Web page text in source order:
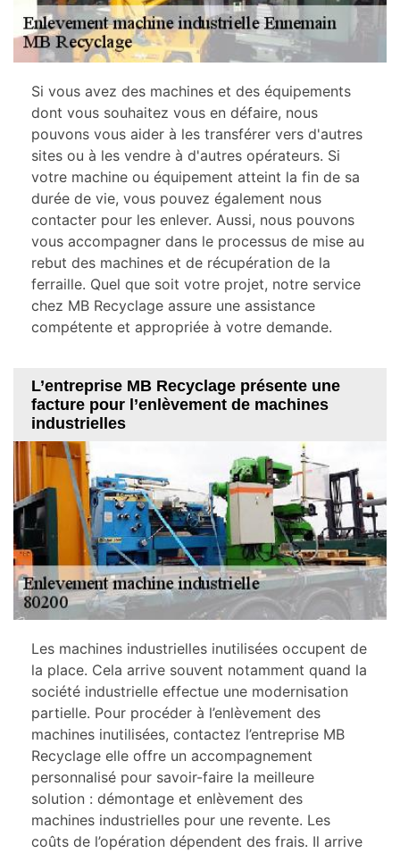
Si vous avez des machines et des équipements
dont vous souhaitez vous en défaire, nous
pouvons vous aider à les transférer vers d'autres
sites ou à les vendre à d'autres opérateurs. Si
votre machine ou équipement atteint la fin de sa
durée de vie, vous pouvez également nous
contacter pour les enlever. Aussi, nous pouvons
vous accompagner dans le processus de mise au
rebut des machines et de récupération de la
ferraille. Quel que soit votre projet, notre service
chez MB Recyclage assure une assistance
compétente et appropriée à votre demande.
L’entreprise MB Recyclage présente une
facture pour l’enlèvement de machines
industrielles
Les machines industrielles inutilisées occupent de
la place. Cela arrive souvent notamment quand la
société industrielle effectue une modernisation
partielle. Pour procéder à l’enlèvement des
machines inutilisées, contactez l’entreprise MB
Recyclage elle offre un accompagnement
personnalisé pour savoir-faire la meilleure
solution : démontage et enlèvement des
machines industrielles pour une revente. Les
coûts de l’opération dépendent des frais. Il arrive